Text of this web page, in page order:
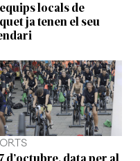
locals de
ja tenen el seu
d’octubre, data per al